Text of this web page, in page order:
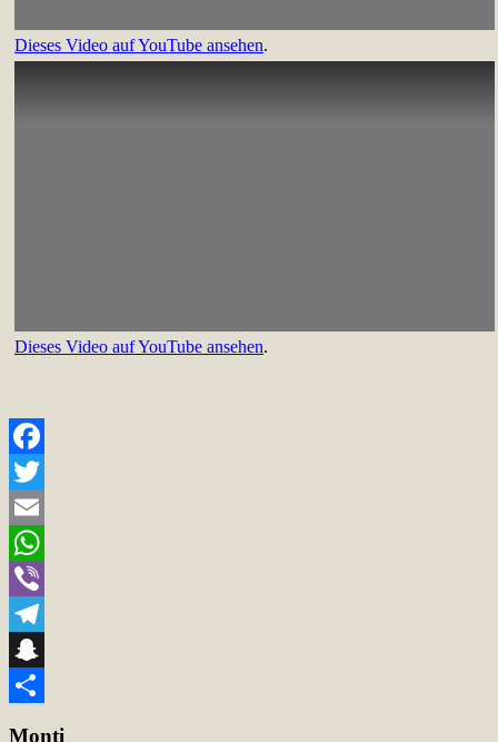
Dieses Video auf YouTube ansehen.
Dieses Video auf YouTube ansehen.
Facebook
Twitter
Email
WhatsApp
Viber
Telegram
Snapchat
Monti